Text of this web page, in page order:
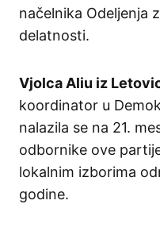
načelnika Odeljenja
delatnosti.
Vjolca Aliu iz
koordinator u
nalazila se na 21.
odbornike ove
lokalnim izborima
godine.